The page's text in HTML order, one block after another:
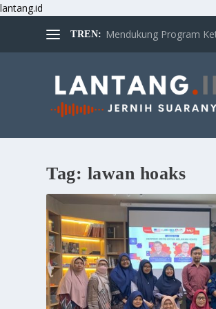
lantang.id
TREN: Mendukung Program
Tag: lawan hoaks